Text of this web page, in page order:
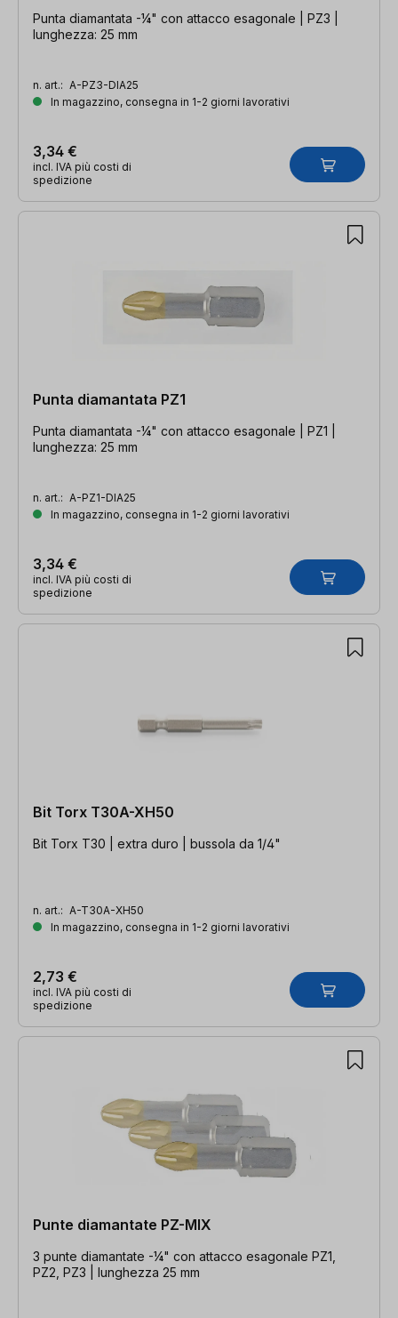
Punta diamantata -¼" con attacco esagonale | PZ3 |
lunghezza: 25 mm
n. art.: A-PZ3-DIA25
In magazzino, consegna in 1-2 giorni lavorativi
3,34 €
incl. IVA più costi di
spedizione
Punta diamantata PZ1
Punta diamantata -¼" con attacco esagonale | PZ1 |
lunghezza: 25 mm
n. art.: A-PZ1-DIA25
In magazzino, consegna in 1-2 giorni lavorativi
3,34 €
incl. IVA più costi di
spedizione
Bit Torx T30A-XH50
Bit Torx T30 | extra duro | bussola da 1/4"
n. art.: A-T30A-XH50
In magazzino, consegna in 1-2 giorni lavorativi
2,73 €
incl. IVA più costi di
spedizione
Punte diamantate PZ-MIX
3 punte diamantate -¼" con attacco esagonale PZ1,
PZ2, PZ3 | lunghezza 25 mm